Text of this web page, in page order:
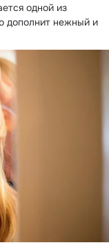
одной из
дополнит нежный и